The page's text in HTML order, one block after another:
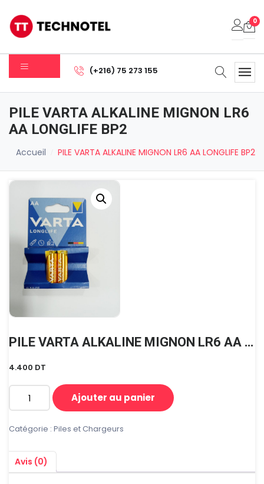
0
Votre panier est vide.
Sous-total: 0.000DT
Voir Le Panier Commander
(+216) 75 273 155
PILE VARTA ALKALINE MIGNON LR6
AA LONGLIFE BP2
Accueil PILE VARTA ALKALINE MIGNON LR6 AA LONGLIFE BP2
PILE VARTA ALKALINE MIGNON LR6 AA LONGLIFE BP2
4.400 DT
quantité
PILE
ALKALINE
MIGNON
LR6
Ajouter au panier
Catégorie : Piles et Chargeurs
Avis (0)